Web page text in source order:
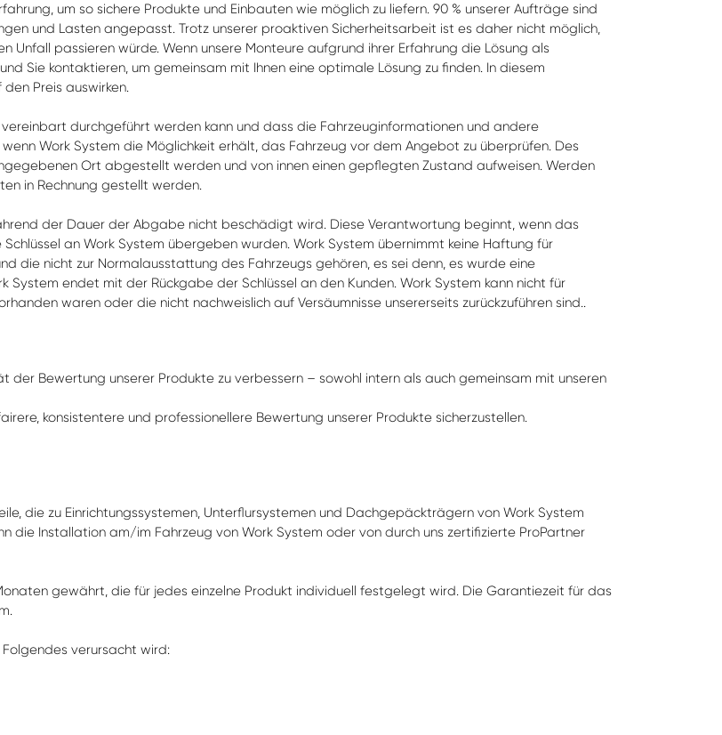
um so sichere Produkte und Einbauten wie möglich zu liefern. 90 % unserer Aufträge sind
und Lasten angepasst. Trotz unserer proaktiven Sicherheitsarbeit ist es daher nicht möglich,
Unfall passieren würde. Wenn unsere Monteure aufgrund ihrer Erfahrung die Lösung als
Sie kontaktieren, um gemeinsam mit Ihnen eine optimale Lösung zu finden. In diesem
Preis auswirken.
durchgeführt werden kann und dass die Fahrzeuginformationen und andere
Work System die Möglichkeit erhält, das Fahrzeug vor dem Angebot zu überprüfen. Des
Ort abgestellt werden und von innen einen gepflegten Zustand aufweisen. Werden
in Rechnung gestellt werden.
der Dauer der Abgabe nicht beschädigt wird. Diese Verantwortung beginnt, wenn das
an Work System übergeben wurden. Work System übernimmt keine Haftung für
die nicht zur Normalausstattung des Fahrzeugs gehören, es sei denn, es wurde eine
endet mit der Rückgabe der Schlüssel an den Kunden. Work System kann nicht für
waren oder die nicht nachweislich auf Versäumnisse unsererseits zurückzuführen sind..
der Bewertung unserer Produkte zu verbessern – sowohl intern als auch gemeinsam mit unseren
konsistentere und professionellere Bewertung unserer Produkte sicherzustellen.
die zu Einrichtungssystemen, Unterflursystemen und Dachgepäckträgern von Work System
die Installation am/im Fahrzeug von Work System oder von durch uns zertifizierte ProPartner
gewährt, die für jedes einzelne Produkt individuell festgelegt wird. Die Garantiezeit für das
verursacht wird: